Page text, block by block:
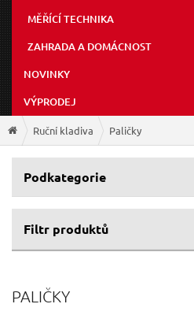
MĚŘÍCÍ TECHNIKA
ZAHRADA A DOMÁCNOST
NOVINKY
VÝPRODEJ
Ruční kladiva Paličky
Podkategorie
Filtr produktů
Výrobce
PALIČKY